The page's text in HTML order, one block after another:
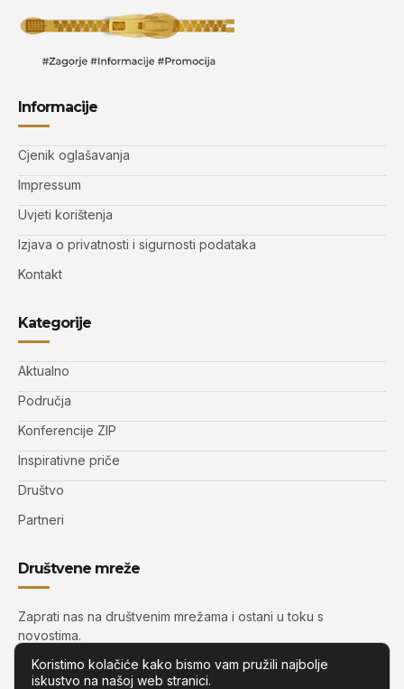
Informacije
Cjenik oglašavanja
Impressum
Uvjeti korištenja
Izjava o privatnosti i sigurnosti podataka
Kontakt
Kategorije
Aktualno
Područja
Konferencije ZIP
Inspirativne priče
Društvo
Partneri
Društvene mreže
Zaprati nas na društvenim mrežama i ostani u toku s
novostima.
Koristimo kolačiće kako bismo vam pružili najbolje
iskustvo na našoj web stranici.